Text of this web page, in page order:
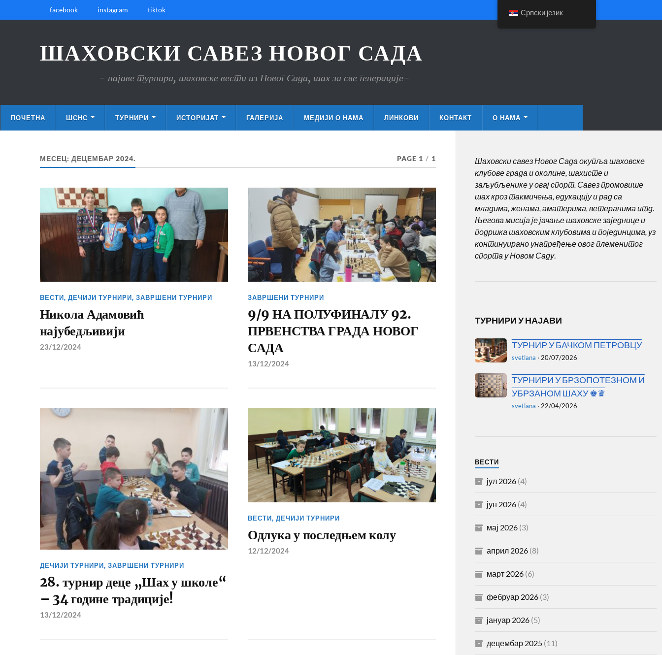
facebook instagram tiktok
ШАХОВСКИ САВЕЗ НОВОГ САДА
- најаве турнира, шаховске вести из Новог Сада, шах за све генерације-
ПОЧЕТНА ШСНС ТУРНИРИ ИСТОРИЈАТ ГАЛЕРИЈА МЕДИЈИ О НАМА ЛИНКОВИ КОНТАКТ О НАМА
МЕСЕЦ: ДЕЦЕМБАР 2024. PAGE 1 / 1
ВЕСТИ, ДЕЧИЈИ ТУРНИРИ, ЗАВРШЕНИ ТУРНИРИ
Никола Адамовић
најубедљивији
23/12/2024
ЗАВРШЕНИ ТУРНИРИ
9/9 НА ПОЛУФИНАЛУ 92.
ПРВЕНСТВА ГРАДА НОВОГ
САДА
13/12/2024
ДЕЧИЈИ ТУРНИРИ, ЗАВРШЕНИ ТУРНИРИ
28. турнир деце „Шах у школе“
– 34 године традиције!
13/12/2024
ВЕСТИ, ДЕЧИЈИ ТУРНИРИ
Одлука у последњем колу
12/12/2024
Шаховски савез Новог Сада окупља шаховске
клубове града и околине, шахисте и
заљубљенике у овај спорт. Савез промовише
шах кроз такмичења, едукацију и рад са
младима, женама, аматерима, ветеранима итд.
Његова мисија је јачање шаховске заједнице и
подршка шаховским клубовима и појединцима, уз
континуирано унапређење овог племенитог
спорта у Новом Саду.
ТУРНИРИ У НАЈАВИ
ТУРНИР У БАЧКОМ ПЕТРОВЦУ
svetlana · 20/07/2026
ТУРНИРИ У БРЗОПОТЕЗНОМ И
УБРЗАНОМ ШАХУ ♚♛
svetlana · 22/04/2026
ВЕСТИ
јул 2026(4)
јун 2026(4)
мај 2026(3)
април 2026(8)
март 2026(6)
фебруар 2026(3)
јануар 2026(5)
децембар 2025(11)
Српски језик